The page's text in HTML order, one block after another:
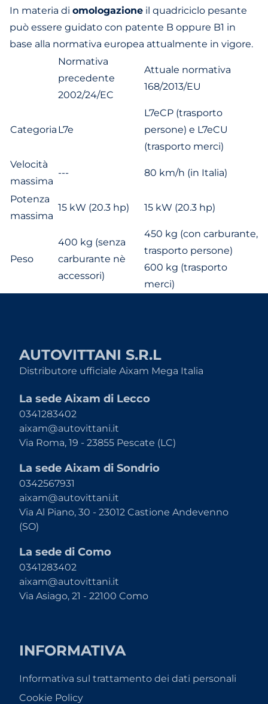
In materia di omologazione il quadriciclo pesante
può essere guidato con patente B oppure B1 in
base alla normativa europea attualmente in vigore.
Normativa
precedente
2002/24/EC
Attuale normativa
168/2013/EU
Categoria L7e
L7eCP (trasporto
persone) e L7eCU
(trasporto merci)
Velocità
massima
--- 80 km/h (in Italia)
Potenza
massima
15 kW (20.3 hp) 15 kW (20.3 hp)
Peso
400 kg (senza
carburante nè
accessori)
450 kg (con carburante,
trasporto persone)
600 kg (trasporto
merci)
AUTOVITTANI S.R.L
Distributore ufficiale Aixam Mega Italia
La sede Aixam di Lecco
0341283402
aixam@autovittani.it
Via Roma, 19 - 23855 Pescate (LC)
La sede Aixam di Sondrio
0342567931
aixam@autovittani.it
Via Al Piano, 30 - 23012 Castione Andevenno
(SO)
La sede di Como
0341283402
aixam@autovittani.it
Via Asiago, 21 - 22100 Como
INFORMATIVA
Informativa sul trattamento dei dati personali
Cookie Policy